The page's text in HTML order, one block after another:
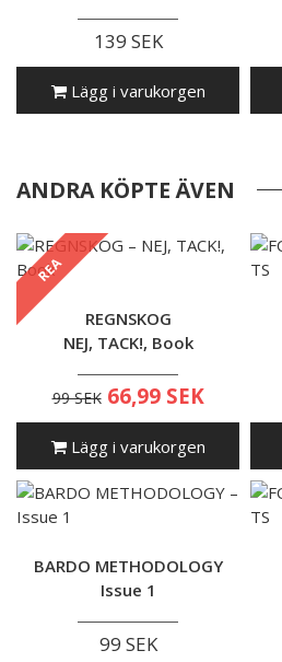
139 SEK
Lägg i varukorgen
ANDRA KÖPTE ÄVEN
REA
REGNSKOG
NEJ, TACK!, Book
99 SEK 66,99 SEK
Lägg i varukorgen
BARDO METHODOLOGY
Issue 1
99 SEK